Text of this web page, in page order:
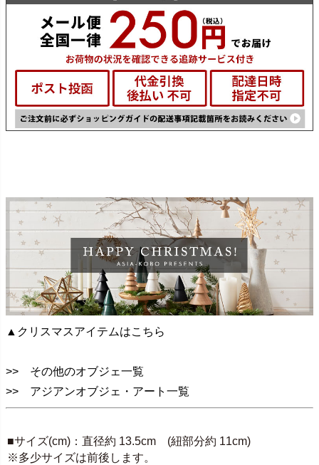
▲クリスマスアイテムはこちら
>> その他のオブジェ一覧
>> アジアンオブジェ・アート一覧
■サイズ(cm)：直径約 13.5cm (紐部分約 11cm)
※多少サイズは前後します。